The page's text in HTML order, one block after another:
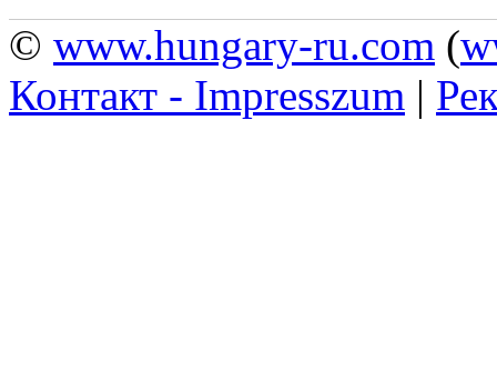
© www.hungary-ru.com (
Контакт - Impresszum |